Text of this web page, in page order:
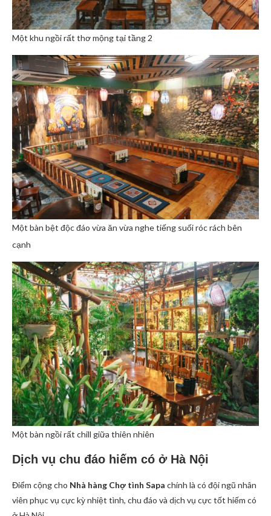
Một khu ngồi rất thơ mộng tại tầng 2
Một bàn bệt độc đáo vừa ăn vừa nghe tiếng suối róc rách bên
cạnh
Một bàn ngồi rất chill giữa thiên nhiên
Dịch vụ chu đáo hiếm có ở Hà Nội
Điểm cộng cho Nhà hàng Chợ tình Sapa chính là có đội ngũ nhân
viên phục vụ cực kỳ nhiệt tình, chu đáo và dịch vụ cực tốt hiếm có